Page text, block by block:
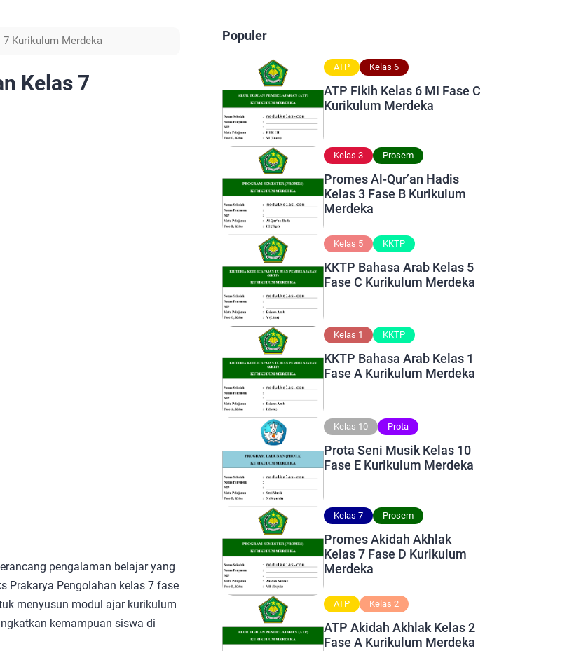
7 Kurikulum Merdeka
Kelas 7
pengalaman belajar yang
Prakarya Pengolahan kelas 7 fase
menyusun modul ajar kurikulum
kemampuan siswa di
Populer
ATP Kelas 6
ATP Fikih Kelas 6 MI Fase C
Kurikulum Merdeka
Kelas 3 Prosem
Promes Al-Qur’an Hadis
Kelas 3 Fase B Kurikulum
Merdeka
Kelas 5 KKTP
KKTP Bahasa Arab Kelas 5
Fase C Kurikulum Merdeka
Kelas 1 KKTP
KKTP Bahasa Arab Kelas 1
Fase A Kurikulum Merdeka
Kelas 10 Prota
Prota Seni Musik Kelas 10
Fase E Kurikulum Merdeka
Kelas 7 Prosem
Promes Akidah Akhlak
Kelas 7 Fase D Kurikulum
Merdeka
ATP Kelas 2
ATP Akidah Akhlak Kelas 2
Fase A Kurikulum Merdeka